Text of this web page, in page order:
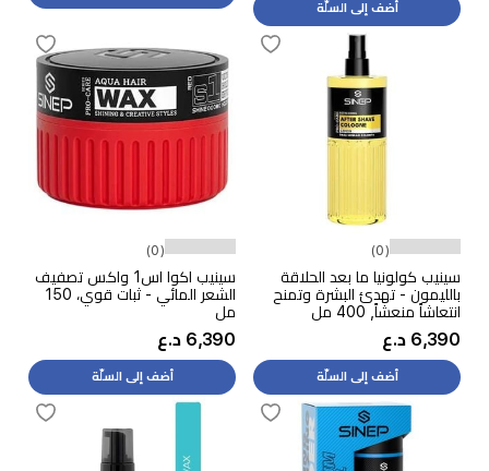
أضف إلى السلّة
(0)
سينيب كولونيا ما بعد الحلاقة
بالليمون - تهدئ البشرة وتمنح
انتعاشاً منعشاً, 400 مل
6,390 د.ع
أضف إلى السلّة
(0)
سينيب اكوا اس1 واكس تصفيف
الشعر المائي - ثبات قوي، 150
مل
6,390 د.ع
أضف إلى السلّة